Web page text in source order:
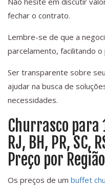
fechar o contrato.
Lembre-se de que a
parcelamento, facilitando
Ser transparente sobre
ajudar na busca de
necessidades.
Churrasco para
RJ, BH, PR, SC,
Preço por Região
Os preços de um buffet